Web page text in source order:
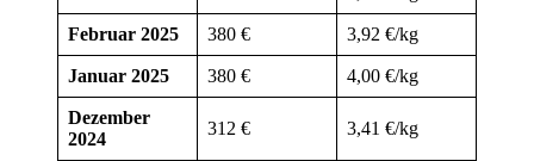
Februar 2025 380 € 3,92 €/kg
Januar 2025 380 € 4,00 €/kg
Dezember
2024
312 € 3,41 €/kg